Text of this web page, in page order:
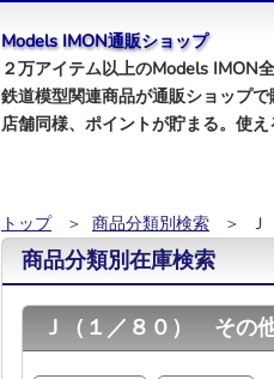
Models IMON通販ショップ
２万アイテム以上のModels IMON
鉄道模型関連商品が通販ショップで
店舗同様、ポイントが貯まる。使え
トップ ＞ 商品分類別検索 ＞ Ｊ
商品分類別在庫検索
Ｊ（１／８０） その